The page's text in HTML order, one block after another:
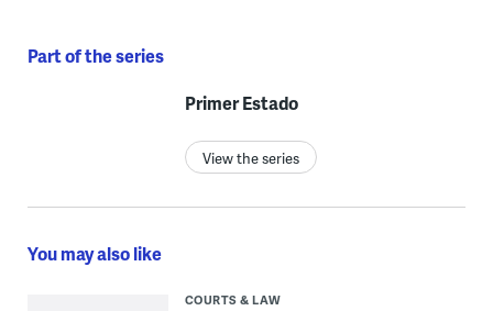
Part of the series
Primer Estado
View the series
You may also like
COURTS & LAW